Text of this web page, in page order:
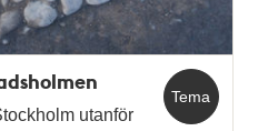
Tema
utanför